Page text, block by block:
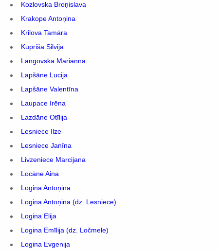
Kozlovska Broņislava
Krakope Antoņina
Krilova Tamāra
Kupriša Silvija
Langovska Marianna
Lapšāne Lucija
Lapšāne Valentīna
Laupace Irēna
Lazdāne Otīlija
Lesniece Ilze
Lesniece Janīna
Livzeniece Marcijana
Locāne Aina
Logina Antoņina
Logina Antoņina (dz. Lesniece)
Logina Elija
Logina Emīlija (dz. Ločmele)
Logina Evgenija